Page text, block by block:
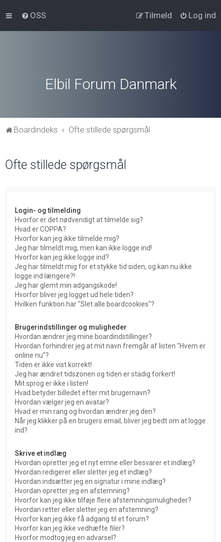
OSS Log ind
Tilmeld
Elbil Forum Danmark
Boardindeks Ofte stillede spørgsmål
Ofte stillede spørgsmål
Login- og tilmelding
Hvorfor er det nødvendigt at tilmelde sig?
Hvad er COPPA?
Hvorfor kan jeg ikke tilmelde mig?
Jeg har tilmeldt mig, men kan ikke logge ind!
Hvorfor kan jeg ikke logge ind?
Jeg har tilmeldt mig for et stykke tid siden, og kan nu ikke
logge ind længere?!
Jeg har glemt min adgangskode!
Hvorfor bliver jeg logget ud hele tiden?
Hvilken funktion har "Slet alle boardcookies"?
Brugerindstillinger og muligheder
Hvordan ændrer jeg mine boardindstillinger?
Hvordan forhindrer jeg at mit navn fremgår af listen "Hvem er
online nu"?
Tiden er ikke vist korrekt!
Jeg har ændret tidszonen og tiden er stadig forkert!
Mit sprog er ikke i listen!
Hvad betyder billedet efter mit brugernavn?
Hvordan vælger jeg en avatar?
Hvad er min rang og hvordan ændrer jeg den?
Når jeg klikker på en brugers email, bliver jeg bedt om at logge
ind?
Skrive et indlæg
Hvordan opretter jeg et nyt emne eller besvarer et indlæg?
Hvordan redigerer eller sletter jeg et indlæg?
Hvordan indsætter jeg en signatur i mine indlæg?
Hvordan opretter jeg en afstemning?
Hvorfor kan jeg ikke tilføje flere afstemningsmuligheder?
Hvordan retter eller sletter jeg en afstemning?
Hvorfor kan jeg ikke få adgang til et forum?
Hvorfor kan jeg ikke vedhæfte filer?
Hvorfor modtog jeg en advarsel?